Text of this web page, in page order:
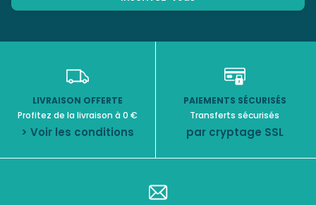
LIVRAISON OFFERTE
Profitez de la livraison à 0 €
> Voir les conditions
PAIEMENTS SÉCURISÉS
Transferts sécurisés
par cryptage SSL